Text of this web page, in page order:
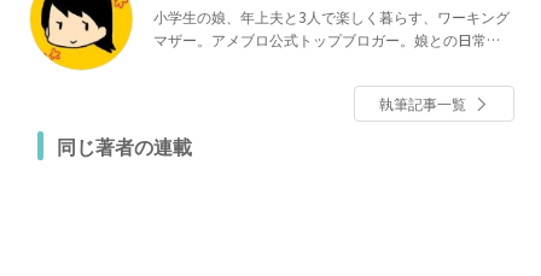
小学生の娘、年上夫と3人で楽しく暮らす、ワーキング
マザー。アメブロ公式トップブロガー。娘との日常を
もとにした連載マンガを投稿中。
執筆記事一覧
同じ著者の連載